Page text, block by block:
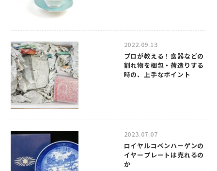
2022.09.13
プロが教える！食器などの
割れ物を梱包・荷造りする
時の、上手なポイント
2023.07.07
ロイヤルコペンハーゲンの
イヤープレートは売れるの
か